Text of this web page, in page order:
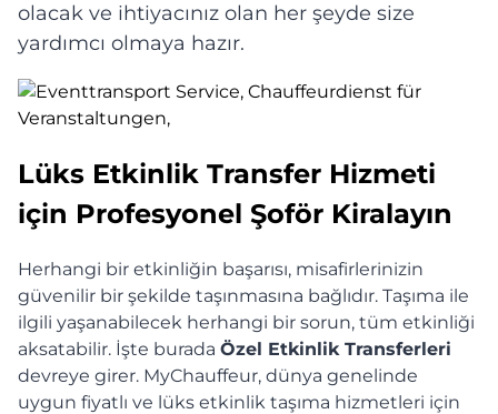
olacak ve ihtiyacınız olan her şeyde size
yardımcı olmaya hazır.
Lüks Etkinlik Transfer Hizmeti
için Profesyonel Şoför Kiralayın
Herhangi bir etkinliğin başarısı, misafirlerinizin
güvenilir bir şekilde taşınmasına bağlıdır. Taşıma ile
ilgili yaşanabilecek herhangi bir sorun, tüm etkinliği
aksatabilir. İşte burada Özel Etkinlik Transferleri
devreye girer. MyChauffeur, dünya genelinde
uygun fiyatlı ve lüks etkinlik taşıma hizmetleri için